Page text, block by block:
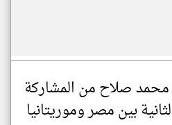
صلاح من المشاركة
بين مصر وموريتانيا